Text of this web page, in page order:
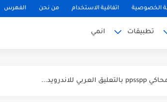
الخصوصية اتفاقية الاستخدام من نحن الفهرس
تطبيقات انمي